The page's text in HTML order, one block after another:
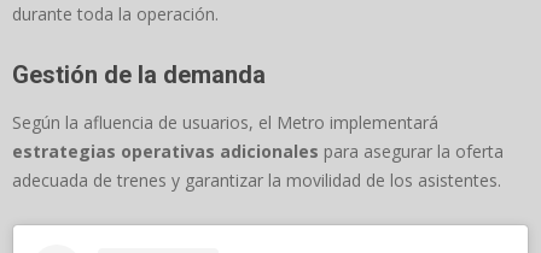
durante toda la operación.
Gestión de la demanda
Según la afluencia de usuarios, el Metro implementará
estrategias operativas adicionales para asegurar la oferta
adecuada de trenes y garantizar la movilidad de los asistentes.